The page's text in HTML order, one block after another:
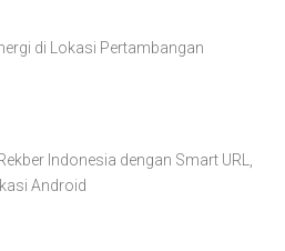
di Lokasi Pertambangan
Indonesia dengan Smart URL,
Android